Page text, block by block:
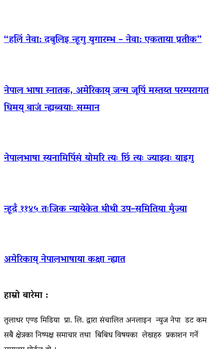
“हलिं नेवा: दबुलिइ न्हूगु युगारम्भ – नेवा: एकताया प्रतीक”
नेपाल भाषा स्नातक, अमेरिकाय् जन्म जूपिं मस्तय्त परम्परागत
धिमय् बाजं न्ह्यब्वयाः सम्मान
नेपालभाषा स्यनामिपिंसं योमरि त्यः छिं त्यः ज्याझ्वः याइगु
न्हूदँ ११४५ तःजिक न्यायेकेत थीथी उप–समितिया मुँज्या
अमेरिकाय् नेपालभाषाया कक्षा न्ह्यात
हाम्रो बारेमा :
तुलाधर एण्ड मिडिया प्रा. लि. द्वारा संचालित अनलाइन न्युज नेपा डट कम
सबै क्षेत्रका निष्पक्ष समाचार तथा बिबिध विषयका लेखहरु प्रकाशन गर्ने